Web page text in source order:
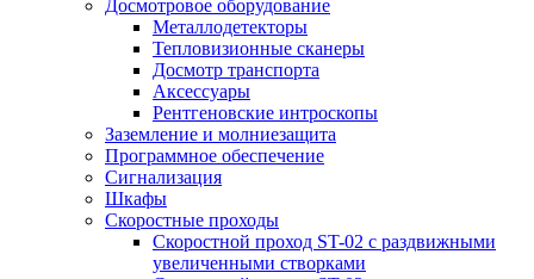
Досмотровое оборудование
Металлодетекторы
Тепловизионные сканеры
Досмотр транспорта
Аксессуары
Рентгеновские интроскопы
Заземление и молниезащита
Программное обеспечение
Сигнализация
Шкафы
Скоростные проходы
Скоростной проход ST-02 с раздвижными
увеличенными створками